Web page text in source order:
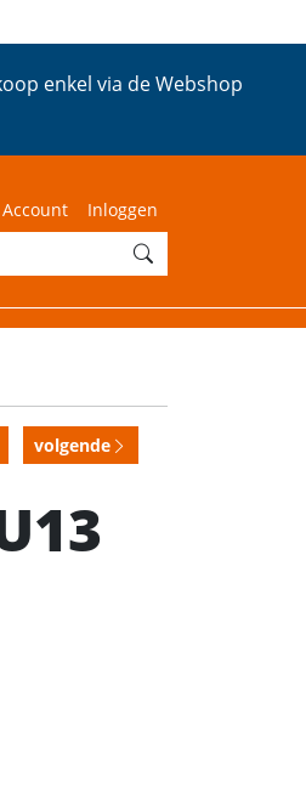
enkel via de Webshop
Inloggen
volgende